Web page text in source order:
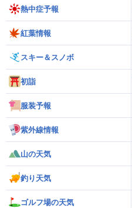
熱中症予報
紅葉情報
スキー＆スノボ
初詣
服装予報
紫外線情報
山の天気
釣り天気
ゴルフ場の天気